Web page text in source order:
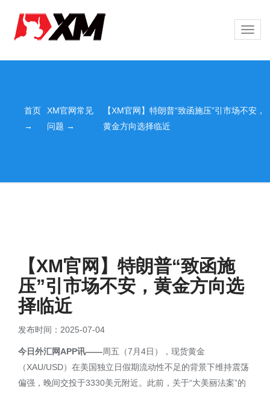
首页
→
XM官网常见
问题 →
【XM官网】特朗普“致函施压”引市场不安，
黄金方向选择临近
【XM官网】特朗普“致函施
压”引市场不安，黄金方向选
择临近
发布时间：2025-07-04
今日外汇网APP讯——周五（7月4日），现货黄金
（XAU/USD）在美国独立日假期流动性不足的背景下维持震荡
偏强，晚间交投于3330美元附近。此前，关于“大美丽法案”的